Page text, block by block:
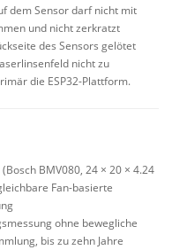
dem Sensor darf nicht mit
und nicht zerkratzt
des Sensors gelötet
nicht zu
die ESP32-Plattform.
BMV080, 24 × 20 × 4.24
Fan-basierte
ohne bewegliche
bis zu zehn Jahre